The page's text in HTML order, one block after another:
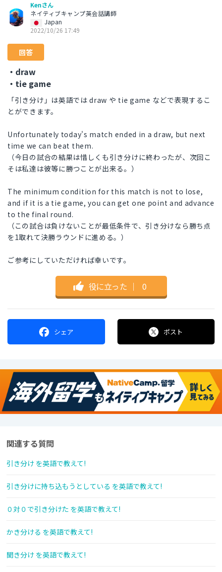
Kenさん
ネイティブキャンプ英会話講師
Japan
2022/10/26 17:49
回答
・draw
・tie game
「引き分け」は英語では draw や tie game などで表現するこ
とができます。
Unfortunately today's match ended in a draw, but next
time we can beat them.
（今日の試合の結果は惜しくも引き分けに終わったが、次回こ
そは私達は彼等に勝つことが出来る。）
The minimum condition for this match is not to lose,
and if it is a tie game, you can get one point and advance
to the final round.
（この試合は負けないことが最低条件で、引き分けなら勝ち点
を1取れて決勝ラウンドに進める。）
ご参考にしていただければ幸いです。
役に立った ｜ 0
シェア ポスト
関連する質問
引き分け を英語で教えて!
引き分けに持ち込もうとしている を英語で教えて!
０対０で引き分けた を英語で教えて!
かき分ける を英語で教えて!
聞き分け を英語で教えて!